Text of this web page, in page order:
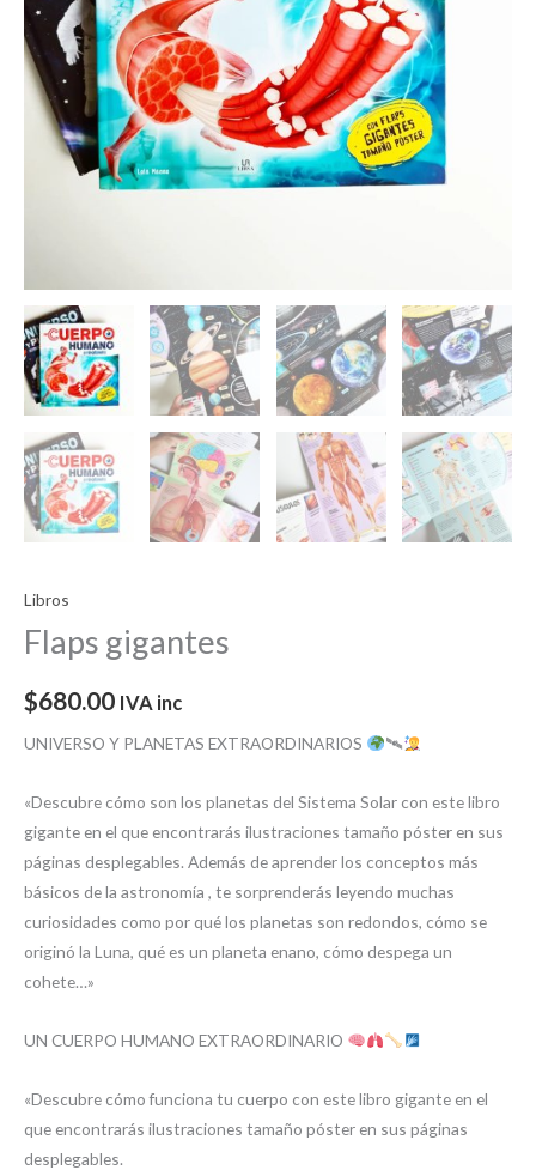
Libros
Flaps gigantes
$680.00 IVA inc
UNIVERSO Y PLANETAS EXTRAORDINARIOS 🛰
«Descubre cómo son los planetas del Sistema Solar con este libro
gigante en el que encontrarás ilustraciones tamaño póster en sus
páginas desplegables. Además de aprender los conceptos más
básicos de la astronomía , te sorprenderás leyendo muchas
curiosidades como por qué los planetas son redondos, cómo se
originó la Luna, qué es un planeta enano, cómo despega un
cohete…»
UN CUERPO HUMANO EXTRAORDINARIO
«Descubre cómo funciona tu cuerpo con este libro gigante en el
que encontrarás ilustraciones tamaño póster en sus páginas
desplegables.